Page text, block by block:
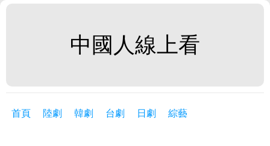
中國人線上看
首頁 陸劇 韓劇 台劇 日劇 綜藝